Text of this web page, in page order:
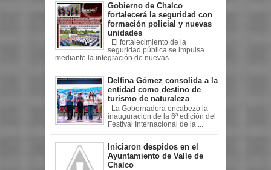
Gobierno de Chalco
fortalecerá la seguridad con
formación policial y nuevas
unidades
El fortalecimiento de la
seguridad pública se impulsa
mediante la integración de nuevas ...
Delfina Gómez consolida a la
entidad como destino de
turismo de naturaleza
La Gobernadora encabezó la
inauguración de la 6ª edición del
Festival Internacional de la ...
Iniciaron despidos en el
Ayuntamiento de Valle de
Chalco